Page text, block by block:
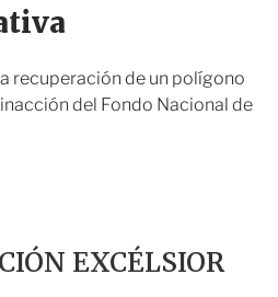
recuperación de un polígono
del Fondo Nacional de
EXCÉLSIOR